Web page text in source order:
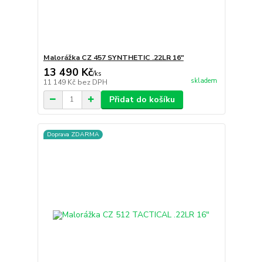
Malorážka CZ 457 SYNTHETIC .22LR 16"
13 490 Kč/ks
11 149 Kč bez DPH skladem
Přidat do košíku
Doprava ZDARMA